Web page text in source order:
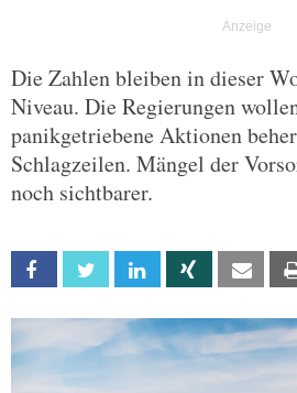
Die Zahlen bleiben in dieser
Niveau. Die Regierungen
panikgetriebene Aktionen
Schlagzeilen. Mängel der
noch sichtbarer.
Facebook Twitter Linkedin Xing Email